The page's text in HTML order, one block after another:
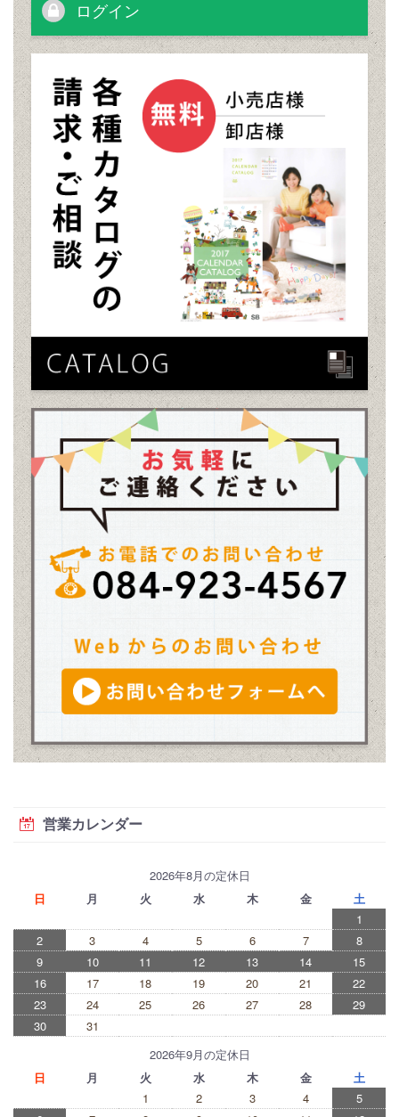
ログイン
営業カレンダー
2026年8月の定休日
日
月 火 水 木 金
土
1
2
3 4 5 6 7
8
9
10 11 12 13 14
15
16
17 18 19 20 21
22
23
24 25 26 27 28
29
30
31
2026年9月の定休日
日
月 火 水 木 金
土
1
2 3 4
5